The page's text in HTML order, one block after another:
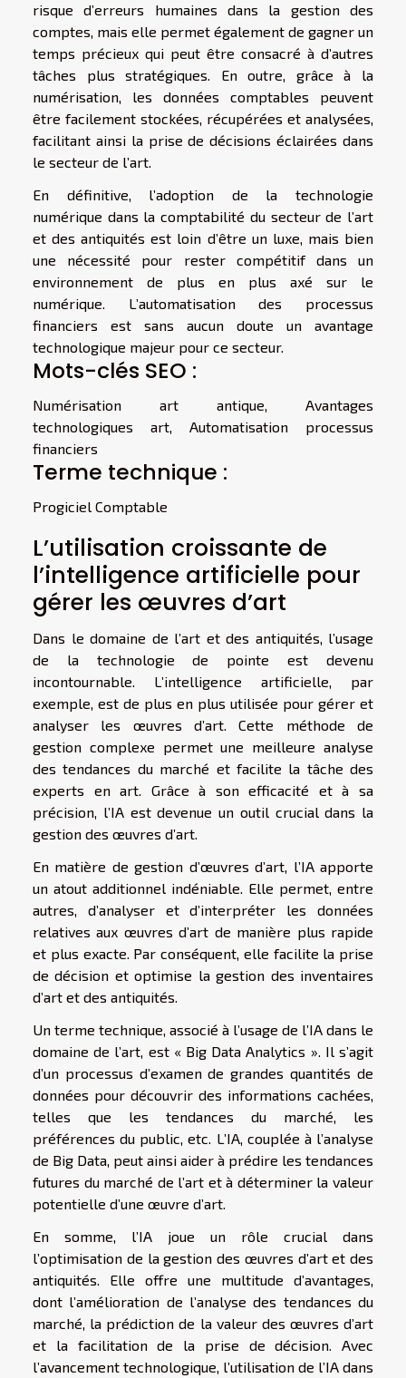
risque d’erreurs humaines dans la gestion des
comptes, mais elle permet également de gagner un
temps précieux qui peut être consacré à d’autres
tâches plus stratégiques. En outre, grâce à la
numérisation, les données comptables peuvent
être facilement stockées, récupérées et analysées,
facilitant ainsi la prise de décisions éclairées dans
le secteur de l’art.
En définitive, l’adoption de la technologie
numérique dans la comptabilité du secteur de l’art
et des antiquités est loin d’être un luxe, mais bien
une nécessité pour rester compétitif dans un
environnement de plus en plus axé sur le
numérique. L’automatisation des processus
financiers est sans aucun doute un avantage
technologique majeur pour ce secteur.
Mots-clés SEO :
Numérisation art antique, Avantages
technologiques art, Automatisation processus
financiers
Terme technique :
Progiciel Comptable
L’utilisation croissante de
l’intelligence artificielle pour
gérer les œuvres d’art
Dans le domaine de l’art et des antiquités, l’usage
de la technologie de pointe est devenu
incontournable. L’intelligence artificielle, par
exemple, est de plus en plus utilisée pour gérer et
analyser les œuvres d’art. Cette méthode de
gestion complexe permet une meilleure analyse
des tendances du marché et facilite la tâche des
experts en art. Grâce à son efficacité et à sa
précision, l’IA est devenue un outil crucial dans la
gestion des œuvres d’art.
En matière de gestion d’œuvres d’art, l’IA apporte
un atout additionnel indéniable. Elle permet, entre
autres, d’analyser et d’interpréter les données
relatives aux œuvres d’art de manière plus rapide
et plus exacte. Par conséquent, elle facilite la prise
de décision et optimise la gestion des inventaires
d’art et des antiquités.
Un terme technique, associé à l’usage de l’IA dans le
domaine de l’art, est « Big Data Analytics ». Il s’agit
d’un processus d’examen de grandes quantités de
données pour découvrir des informations cachées,
telles que les tendances du marché, les
préférences du public, etc. L’IA, couplée à l’analyse
de Big Data, peut ainsi aider à prédire les tendances
futures du marché de l’art et à déterminer la valeur
potentielle d’une œuvre d’art.
En somme, l’IA joue un rôle crucial dans
l’optimisation de la gestion des œuvres d’art et des
antiquités. Elle offre une multitude d’avantages,
dont l’amélioration de l’analyse des tendances du
marché, la prédiction de la valeur des œuvres d’art
et la facilitation de la prise de décision. Avec
l’avancement technologique, l’utilisation de l’IA dans